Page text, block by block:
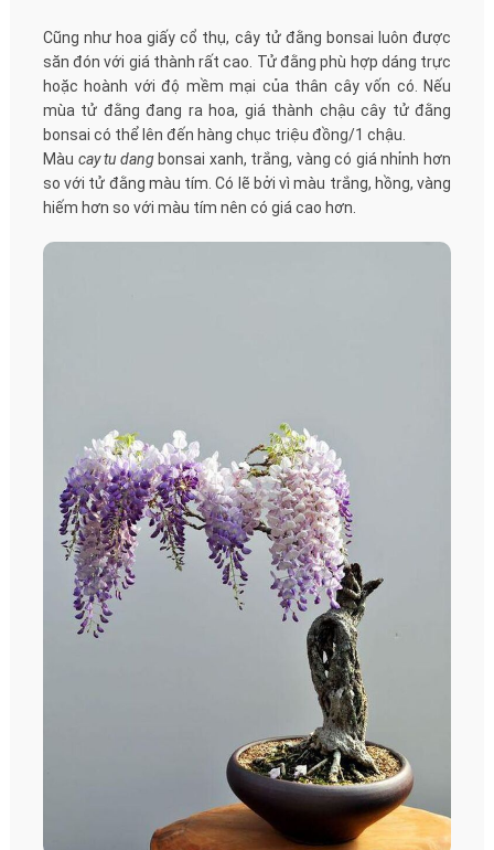
Cũng như hoa giấy cổ thụ, cây tử đằng bonsai luôn được
săn đón với giá thành rất cao. Tử đằng phù hợp dáng trực
hoặc hoành với độ mềm mại của thân cây vốn có. Nếu
mùa tử đằng đang ra hoa, giá thành chậu cây tử đằng
bonsai có thể lên đến hàng chục triệu đồng/1 chậu.
Màu cay tu dangbonsai xanh, trắng, vàng có giá nhỉnh hơn
so với tử đằng màu tím. Có lẽ bởi vì màu trắng, hồng, vàng
hiếm hơn so với màu tím nên có giá cao hơn.